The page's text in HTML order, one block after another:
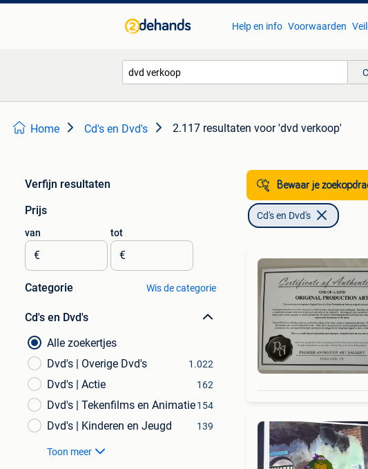
Help en info Voorwaarden
Home Cd's en Dvd's 2.117 resultaten voor 'dvd verkoop'
Verfijn resultaten
Prijs
van
€
tot
€
Categorie Wis de categorie
Cd's en Dvd's
Alle zoekertjes
Dvd's | Overige Dvd's
1.022
Dvd's | Actie 162
Dvd's | Tekenfilms en Animatie154
Dvd's | Kinderen en Jeugd 139
Toon meer
Bewaar je
Cd's en Dvd's